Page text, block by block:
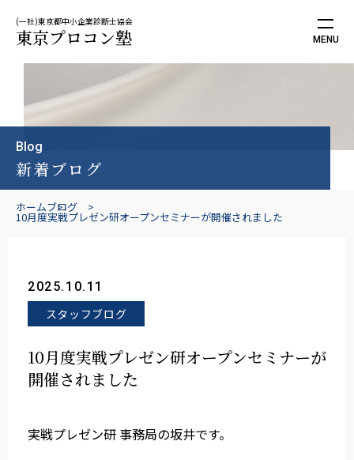
(一社)東京都中小企業診断士協会
東京プロコン塾
Blog
新着ブログ
ホームブログ
10月度実戦プレゼン研オープンセミナーが開催されました
2025.10.11
スタッフブログ
10月度実戦プレゼン研オープンセミナーが
開催されました
実戦プレゼン研 事務局の坂井です。